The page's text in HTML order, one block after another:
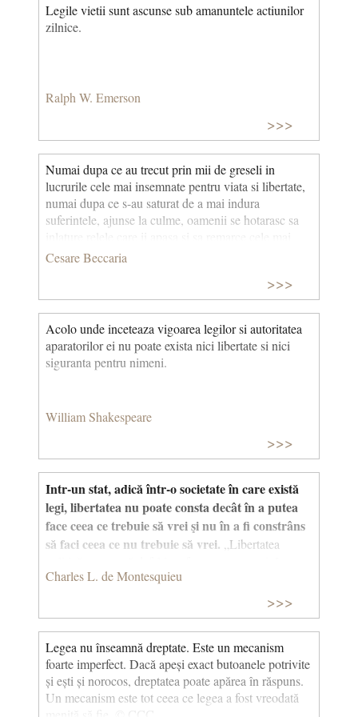
Legile vietii sunt ascunse sub amanuntele actiunilor
zilnice.
Ralph W. Emerson
>>>
Numai dupa ce au trecut prin mii de greseli in
lucrurile cele mai insemnate pentru viata si libertate,
numai dupa ce s-au saturat de a mai indura
suferintele, ajunse la culme, oamenii se hotarasc sa
vadite adevaruri.
Cesare Beccaria
>>>
Acolo unde inceteaza vigoarea legilor si autoritatea
aparatorilor ei nu poate exista nici libertate si nici
siguranta pentru nimeni.
William Shakespeare
>>>
Intr-un stat, adică într-o societate în care există
legi, libertatea nu poate consta decât în a putea
face ceea ce trebuie să vrei şi nu în a fi constrâns
să faci ceea ce nu trebuie să vrei. „Libertatea
stat, adică într-o societate în care există legi, libertatea
să vrei şi în a nu fi constrâns să faci ceea ce nu
trebuie să vrei.” Charles L. de Montesquieu In citatul
complet, Montesquieu se referă in mod explicit la
libertatea politică, dar aprecierile lui sunt valabile în
cazul oricărei forme de libertate. Intotdeauna excesul
de libertate distruge libertatea: “Libertatea este
Charles L. de Montesquieu
>>>
Legea nu înseamnă dreptate. Este un mecanism
foarte imperfect. Dacă apeși exact butoanele potrivite
și ești și norocos, dreptatea poate apărea în răspuns.
Un mecanism este tot ceea ce legea a fost vreodată